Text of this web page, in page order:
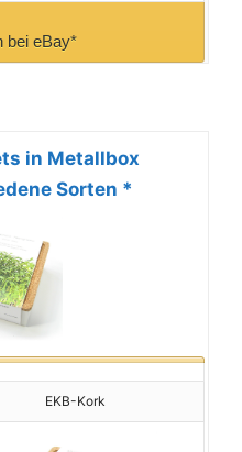
bei eBay*
in Metallbox
Sorten *
EKB-Kork